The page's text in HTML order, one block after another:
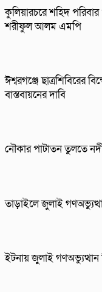
কুলিয়ারচরে শহিদ পরিবার
শরীফুল আলম এমপি
ঈশ্বরগঞ্জে
বাস্তবায়নের দাবি
নৌকার পাটাতন তুলতে
তাড়াইলে জুলাই
ইটনায় জুলাই